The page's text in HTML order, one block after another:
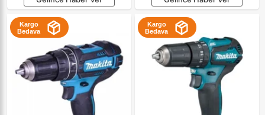
Kargo
Bedava
Kargo
Bedava